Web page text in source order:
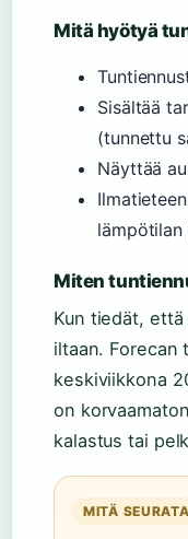
Mitä hyötyä
Sisältää
(tunnettu
Näyttää
lämpötilan
Miten
Kun tiedät, että
iltaan. Forecan
keskiviikkona
on
kalastus tai
MITÄ SEURATA